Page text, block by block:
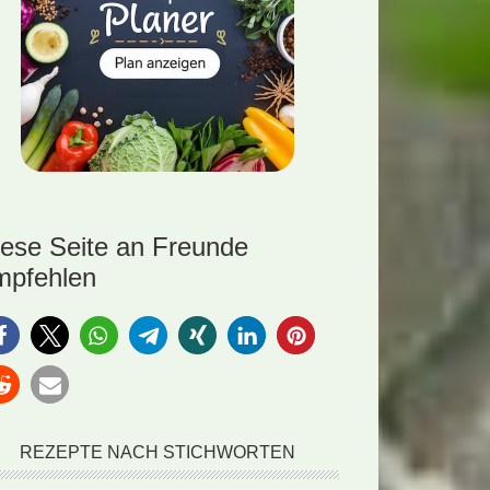
Seite an Freunde
REZEPTE NACH STICHWORTEN